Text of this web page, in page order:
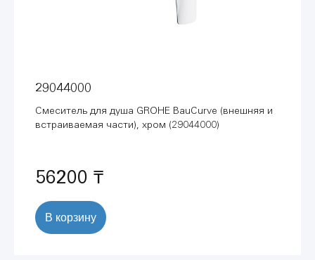
29044000
Смеситель для душа GROHE BauCurve (внешняя и
встраиваемая части), хром (29044000)
56200 ₸
В корзину